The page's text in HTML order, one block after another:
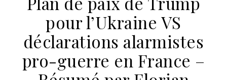
pour l’Ukraine VS
déclarations alarmistes
pro-guerre en France –